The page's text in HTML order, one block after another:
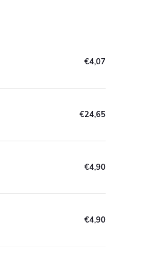
€4,07
€24,65
€4,90
€4,90